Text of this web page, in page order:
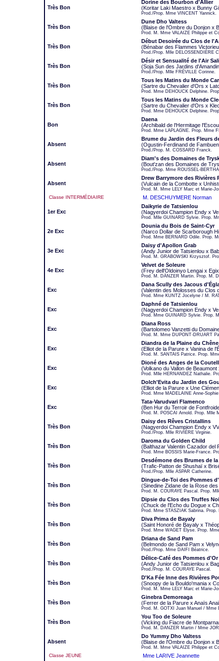
Très Bon
Dorine des Bourbon d'Allier
(Koritar Laki Maestro x Bunny
Prod./Prop. Mme VINCENT Yannick.
Très Bon
Dune Dho Valtess
(Blaise de l'Ombre du Donjon x
Prod. M. Mme VALAIZE Philippe et
Très Bon
Début Desoirée du Clos de
(Bénabar des Flammes
Prod./Prop. Mlle DELOSSENDIÈRE
Très Bon
Désir et Sensualité de l'Air
(Soja Sun des Jardins
Prod./Prop. Mlle FRÉVILLE Corinne.
Très Bon
Tous les Matins du Monde
(Sartre du Chevalier d'Ors x
Prod. Mme DEHOUCK Delphine.
Très Bon
Tous les Matins du Monde
(Sartre du Chevalier d'Ors x
Prod. Mme DEHOUCK Delphine.
Bon
Daena
(Archibald de l'Hermitage
Prod. Mme LAPLAGNE. Prop. Mme
Absent
Brume du Jardin des Fleurs
(Ogustin-Ferdinand de
Prod./Prop. M. COSSARD Franck.
Absent
Diam's des Domaines de
(Bout'zan des Domaines de
Prod./Prop. Mme ROUSSEL-
Absent
Drew Barrymore des Rivières
(Vulcain de la Combotte x
Prod. M. Mme LELY Marc et Marie-
Classe INTERMÉDIAIRE M. DESCHUYMERE Norman
1er Exc
Daikyrie de Tatsienlou
(Nagyerdoi Champion Endy x
Prod. Mlle GUINARD Sylvie. Prop.
2e Exc
Dounia du Bois de Saint-Cyr
(Narco Dollar de Scarborough
Prod. Mme BERNARD Odile. Prop.
3e Exc
Daisy d'Apollon Grab
(Andy Junior de Tatsienlou x
Prod. M. GRABOWSKI Krzysztof.
4e Exc
Velvet de Soleure
(Frey dell'Oldoinyo Lengai x
Prod. M. DÄNZER Martin. Prop. M.
Exc
Dana Scully des Jacous
(Valentin des Molosses du Clos
Prod. Mme KUNTZ Jocelyne / M.
Exc
Daphné de Tatsienlou
(Nagyerdoi Champion Endy x
Prod. Mme GUINARD Sylvie. Prop.
Exc
Diana Ross
(Bartolomeo Vanzetti du
Prod. M. Mme DUPONT-DRUART
Exc
Diandra de la Plaine du
(Elliot de la Parure x Vanina de
Prod. M. SANTAIS Patrice. Prop.
Exc
Dioné des Anges de la
(Volkano du Vallon de
Prod. Mlle HERNANDEZ Nathalie.
Exc
Dolch'Evita du Jardin des
(Elliot de la Parure x Une
Prod. Mme MADELAINE Anne-
Exc
Tata-Varudvari Flamenco
(Ben Hur du Terroir de
Prod. M. POSCAI Arnold. Prop. Mlle
Très Bon
Daisy des Rêves Cristallins
(Nagyerdoi Champion Endy x
Prod./Prop. Mlle RIVIÈRE Virginie.
Très Bon
Daroma du Golden Child
(Balthazar Valentin Cazador del
Prod. Mme BOSSIS Marie-France.
Très Bon
Desdémone des Brumes de
(Trafic-Patton de Shushaï x
Prod./Prop. Mlle ASPAR Catherine.
Très Bon
Dingue-de-Toi des Pommes
(Sinedine Zidane de la Rose
Prod. M. COURAYE Pascal. Prop.
Très Bon
Dipsie du Clos des Truffes
(Chuck de l'Echo du Dogue x
Prod. Mme STASZIAK Sabrina.
Très Bon
Diva Prima de Bayaly
(Saint Honoré de Bayaly x
Prod. Mme WAGET Élyse. Prop.
Très Bon
Driana de Sand Pam
(Belmondo de Sand Pam x
Prod./Prop. Mme DAIFI Béatrice.
Très Bon
Délice-Café des Pommes
(Andy Junior de Tatsienlou x
Prod./Prop. M. COURAYE Pascal.
Très Bon
D'Ka Fée Inne des Rivières
(Snoopy de la Bouldo'mania x
Prod. M. Mme LELY Marc et Marie-
Très Bon
Ginebra Demoreaga
(Ferrer de la Parure x Anaïs
Prod. M. GOTXI Juan Manuel /
Très Bon
You Too de Soleure
(Vicking du Fiacre de
Prod. M. DANZER Martin / Mme
Absent
Do Yummy Dho Valtess
(Blaise de l'Ombre du Donjon x
Prod. M. Mme VALAIZE Philippe et
Classe JEUNE Mme LARIVE Jeannette